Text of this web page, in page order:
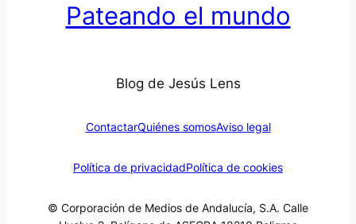
Pateando el mundo
Blog de Jesús Lens
ContactarQuiénes somosAviso legal
Política de privacidadPolítica de cookies
© Corporación de Medios de Andalucía, S.A. Calle